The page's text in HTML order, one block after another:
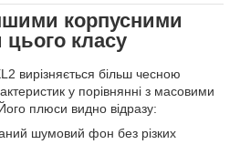
корпусними
класу
вирізняється більш чесною
у порівнянні з масовими
плюси видно відразу:
шумовий фон без різких